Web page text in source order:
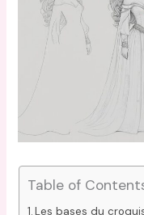
Table of
Les bases du